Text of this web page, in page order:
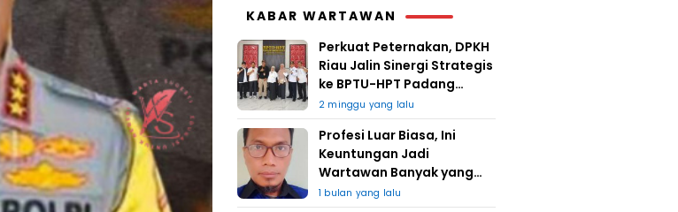
KABAR WARTAWAN
Perkuat Peternakan, DPKH
Riau Jalin Sinergi Strategis
ke BPTU-HPT Padang
Mengatas
2 minggu yang lalu
Profesi Luar Biasa, Ini
Keuntungan Jadi
Wartawan Banyak yang
Takut
1 bulan yang lalu